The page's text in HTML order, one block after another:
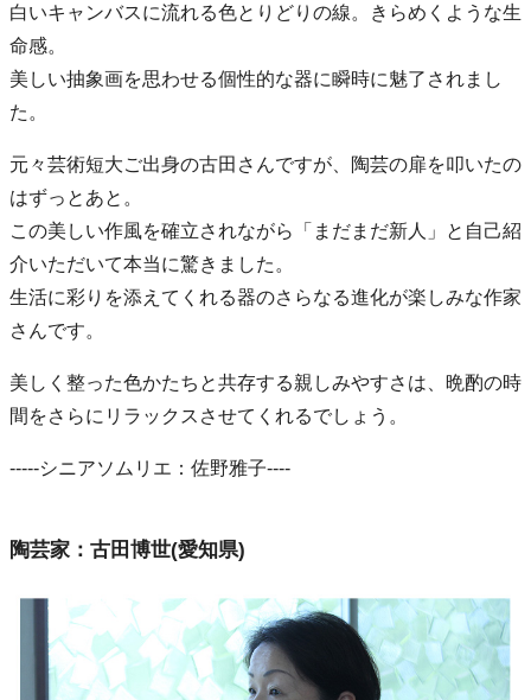
白いキャンバスに流れる色とりどりの線。きらめくような生
命感。
美しい抽象画を思わせる個性的な器に瞬時に魅了されまし
た。
元々芸術短大ご出身の古田さんですが、陶芸の扉を叩いたの
はずっとあと。
この美しい作風を確立されながら「まだまだ新人」と自己紹
介いただいて本当に驚きました。
生活に彩りを添えてくれる器のさらなる進化が楽しみな作家
さんです。
美しく整った色かたちと共存する親しみやすさは、晩酌の時
間をさらにリラックスさせてくれるでしょう。
-----シニアソムリエ：佐野雅子----
陶芸家：古田博世(愛知県)